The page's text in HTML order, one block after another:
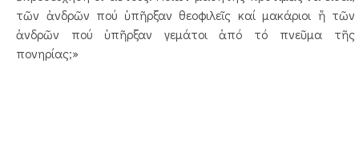
τῶν ἀνδρῶν πού ὑπῆρξαν θεοφιλεῖς καί μακάριοι ἤ τῶν
ἀνδρῶν πού ὑπῆρξαν γεμάτοι ἀπό τό πνεῦμα τῆς
πονηρίας;»